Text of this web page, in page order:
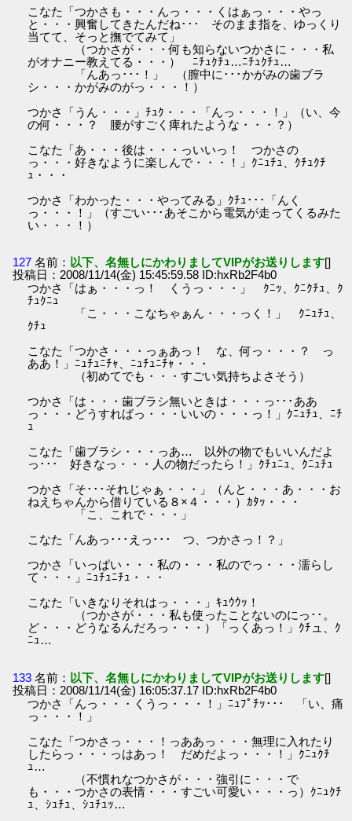
こなた「つかさも・・・んっ・・・くはぁっ・・・やっ
と・・・興奮してきたんだね･･･ そのまま指を、ゆっくり
当てて、そっと撫でてみて」
（つかさが・・・何も知らないつかさに・・・私
がオナニー教えてる・・・） ﾆﾁｭｸﾁｭ…ﾆﾁｭｸﾁｭ…
「んあっ･･･！」 （膣中に･･･かがみの歯ブラ
シ・・・かがみのがっ・・・！）
つかさ「うん・・・」ﾁｭｸ・・・「んっ・・・！」（い、今
の何・・・？ 腰がすごく痺れたような・・・？）
こなた「あ・・・後は・・・っいいっ！ つかさの
っ・・・好きなように楽しんで・・・！」ｸﾆｭﾁｭ、ｸﾁｭｸﾁ
ｭ・・・
つかさ「わかった・・・やってみる」ｸﾁｭ･･･「んく
っ・・・！」（すごい･･･あそこから電気が走ってくるみた
い・・・！）
127 名前： 以下、名無しにかわりましてVIPがお送りします[]
投稿日：2008/11/14(金) 15:45:59.58 ID:hxRb2F4b0
つかさ「はぁ・・・っ！ くうっ・・・」 ｸﾆｯ、ｸﾆｸﾁｭ、ｸ
ﾁｭｸﾆｭ
「こ・・・こなちゃぁん・・・っく！」 ｸﾆｭﾁｭ、
ｸﾁｭ
こなた「つかさ・・・っぁあっ！ な、何っ・・・？ っ
ああ！」ﾆｭﾁｭﾆﾁｬ、ﾆｭﾁｭﾆﾁｬ・・・
（初めてでも・・・すごい気持ちよさそう）
つかさ「は・・・歯ブラシ無いときは・・・っ･･･ああ
っ・・・どうすればっ・・・いいの・・・っ！」ｸﾆｭﾁｭ、ﾆﾁ
ｭ
こなた「歯ブラシ・・・っあ… 以外の物でもいいんだよ
っ･･･ 好きなっ・・・人の物だったら！」ｸﾁｭﾆｭ、ｸﾆｭﾁｭ
つかさ「そ･･･それじゃぁ・・・」（んと・・・あ・・・お
ねえちゃんから借りている８×４・・・）ｶﾀｯ・・・
「こ、これで・・・」
こなた「んあっ･･･えっ･･･ つ、つかさっ！？」
つかさ「いっぱい・・・私の・・・私のでっ・・・濡らし
て・・・」ﾆｭﾁｭﾆﾁｭ・・・
こなた「いきなりそれはっ・・・」ｷｭｳｳｯ！
（つかさが・・・私も使ったことないのにっ･･。
ど・・・どうなるんだろっ・・・）「っくあっ！」ｸﾁュ、ｸ
ﾆｭ…
133 名前： 以下、名無しにかわりましてVIPがお送りします[]
投稿日：2008/11/14(金) 16:05:37.17 ID:hxRb2F4b0
つかさ「んっ・・・くうっ・・・！」ﾆｭﾌﾟﾁｯ･･･ 「い、痛
っ・・・！」
こなた「つかさっ・・・！っああっ・・・無理に入れたり
したらっ・・・っはあっ！ だめだよっ・・・！」ｸﾆｭｸﾁ
ｭ…
（不慣れなつかさが・・・強引に・・・で
も・・・つかさの表情・・・すごい可愛い・・・っ）ｸﾆｭｸﾁ
ｭ、ｼｭﾁｭ、ｼｭﾁｭｯ…